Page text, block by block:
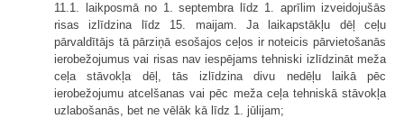
11.1. laikposmā no 1. septembra līdz 1. aprīlim izveidojušās
risas izlīdzina līdz 15. maijam. Ja laikapstākļu dēļ ceļu
pārvaldītājs tā pārziņā esošajos ceļos ir noteicis pārvietošanās
ierobežojumus vai risas nav iespējams tehniski izlīdzināt meža
ceļa stāvokļa dēļ, tās izlīdzina divu nedēļu laikā pēc
ierobežojumu atcelšanas vai pēc meža ceļa tehniskā stāvokļa
uzlabošanās, bet ne vēlāk kā līdz 1. jūlijam;